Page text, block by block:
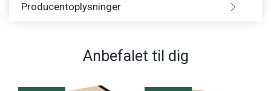
Producentoplysninger
Anbefalet til dig